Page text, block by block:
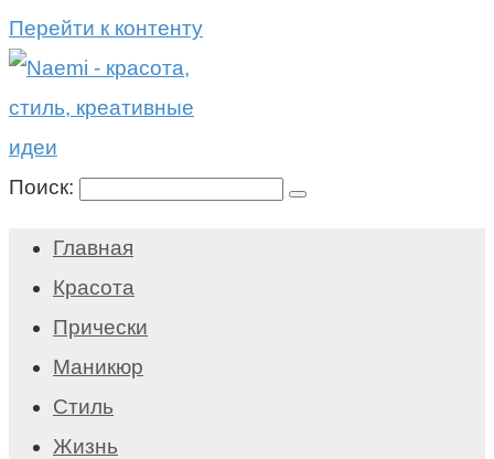
Перейти к контенту
Поиск:
Главная
Красота
Прически
Маникюр
Стиль
Жизнь